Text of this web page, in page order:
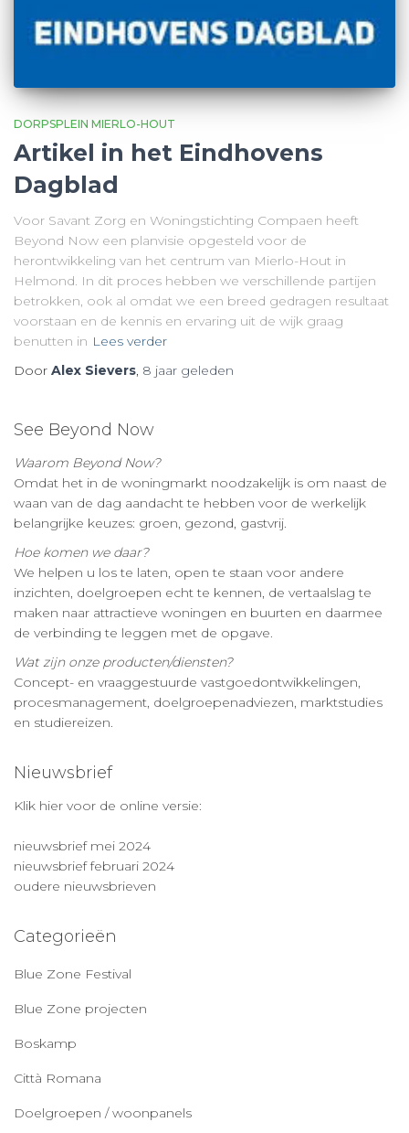
DORPSPLEIN MIERLO-HOUT
Artikel in het Eindhovens
Dagblad
Voor Savant Zorg en Woningstichting Compaen heeft
Beyond Now een planvisie opgesteld voor de
herontwikkeling van het centrum van Mierlo-Hout in
Helmond. In dit proces hebben we verschillende partijen
betrokken, ook al omdat we een breed gedragen resultaat
voorstaan en de kennis en ervaring uit de wijk graag
benutten in Lees verder
Door Alex Sievers, 8 jaar geleden
See Beyond Now
Waarom Beyond Now?
Omdat het in de woningmarkt noodzakelijk is om naast de
waan van de dag aandacht te hebben voor de werkelijk
belangrijke keuzes: groen, gezond, gastvrij.
Hoe komen we daar?
We helpen u los te laten, open te staan voor andere
inzichten, doelgroepen echt te kennen, de vertaalslag te
maken naar attractieve woningen en buurten en daarmee
de verbinding te leggen met de opgave.
Wat zijn onze producten/diensten?
Concept- en vraaggestuurde vastgoedontwikkelingen,
procesmanagement, doelgroepenadviezen, marktstudies
en studiereizen.
Nieuwsbrief
Klik hier voor de online versie:
nieuwsbrief mei 2024
nieuwsbrief februari 2024
oudere nieuwsbrieven
Categorieën
Blue Zone Festival
Blue Zone projecten
Boskamp
Città Romana
Doelgroepen / woonpanels